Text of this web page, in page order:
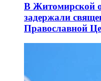
В Житомирской
задержали
Православной